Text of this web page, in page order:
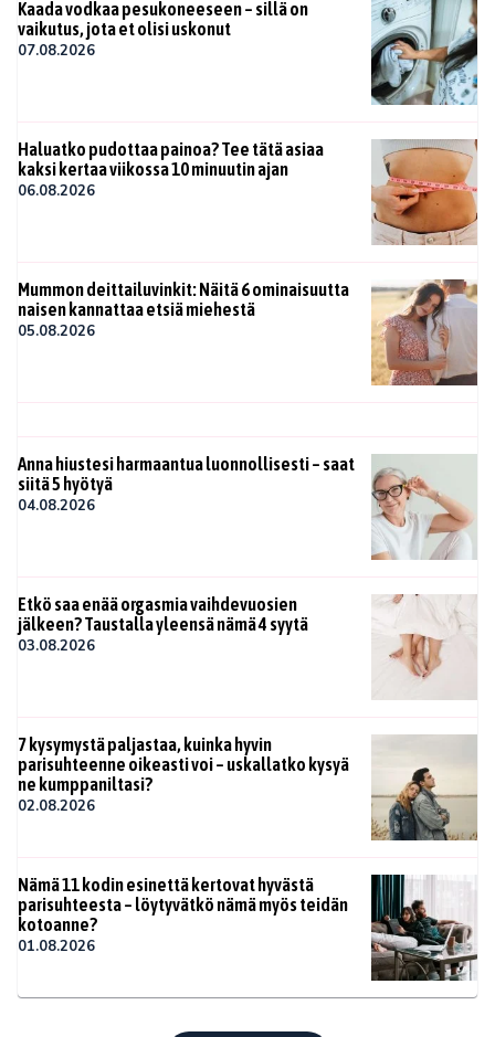
Kaada vodkaa pesukoneeseen – sillä on
vaikutus, jota et olisi uskonut
07.08.2026
Haluatko pudottaa painoa? Tee tätä asiaa
kaksi kertaa viikossa 10 minuutin ajan
06.08.2026
Mummon deittailuvinkit: Näitä 6 ominaisuutta
naisen kannattaa etsiä miehestä
05.08.2026
Anna hiustesi harmaantua luonnollisesti – saat
siitä 5 hyötyä
04.08.2026
Etkö saa enää orgasmia vaihdevuosien
jälkeen? Taustalla yleensä nämä 4 syytä
03.08.2026
7 kysymystä paljastaa, kuinka hyvin
parisuhteenne oikeasti voi – uskallatko kysyä
ne kumppaniltasi?
02.08.2026
Nämä 11 kodin esinettä kertovat hyvästä
parisuhteesta – löytyvätkö nämä myös teidän
kotoanne?
01.08.2026